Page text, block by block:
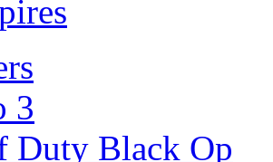
3
Duty Black Op